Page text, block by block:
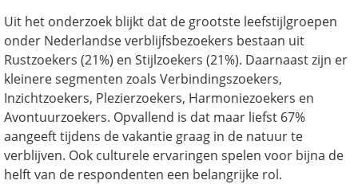
Uit het onderzoek blijkt dat de grootste leefstijlgroepen
onder Nederlandse verblijfsbezoekers bestaan uit
Rustzoekers (21%) en Stijlzoekers (21%). Daarnaast zijn er
kleinere segmenten zoals Verbindingszoekers,
Inzichtzoekers, Plezierzoekers, Harmoniezoekers en
Avontuurzoekers. Opvallend is dat maar liefst 67%
aangeeft tijdens de vakantie graag in de natuur te
verblijven. Ook culturele ervaringen spelen voor bijna de
helft van de respondenten een belangrijke rol.